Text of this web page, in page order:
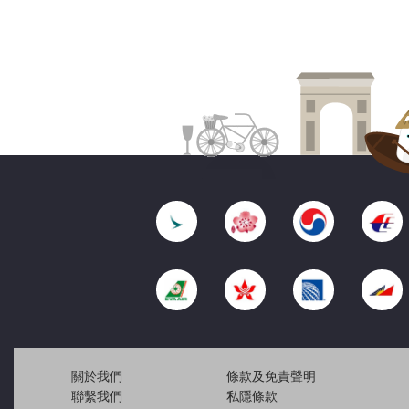
關於我們
聯繫我們
條款及免責聲明
私隱條款